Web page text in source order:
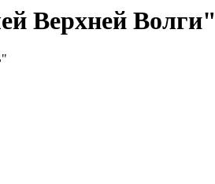
Верхней Волги"